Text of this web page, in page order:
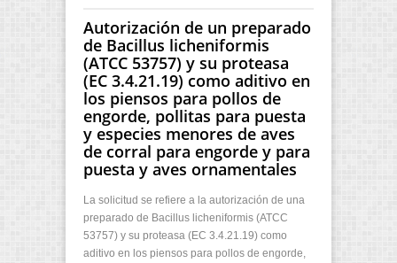
Autorización de un preparado
de Bacillus licheniformis
(ATCC 53757) y su proteasa
(EC 3.4.21.19) como aditivo en
los piensos para pollos de
engorde, pollitas para puesta
y especies menores de aves
de corral para engorde y para
puesta y aves ornamentales
La solicitud se refiere a la autorización de una
preparado de Bacillus licheniformis (ATCC
53757) y su proteasa (EC 3.4.21.19) como
aditivo en los piensos para pollos de engorde,